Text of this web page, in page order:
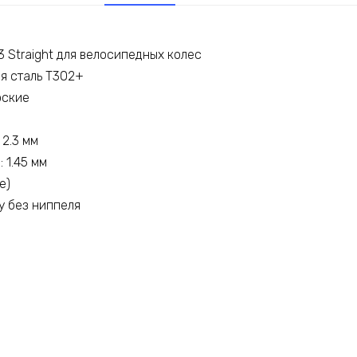
Straight для велосипедных колес
сталь Т302+
мм
1.45 мм
без ниппеля